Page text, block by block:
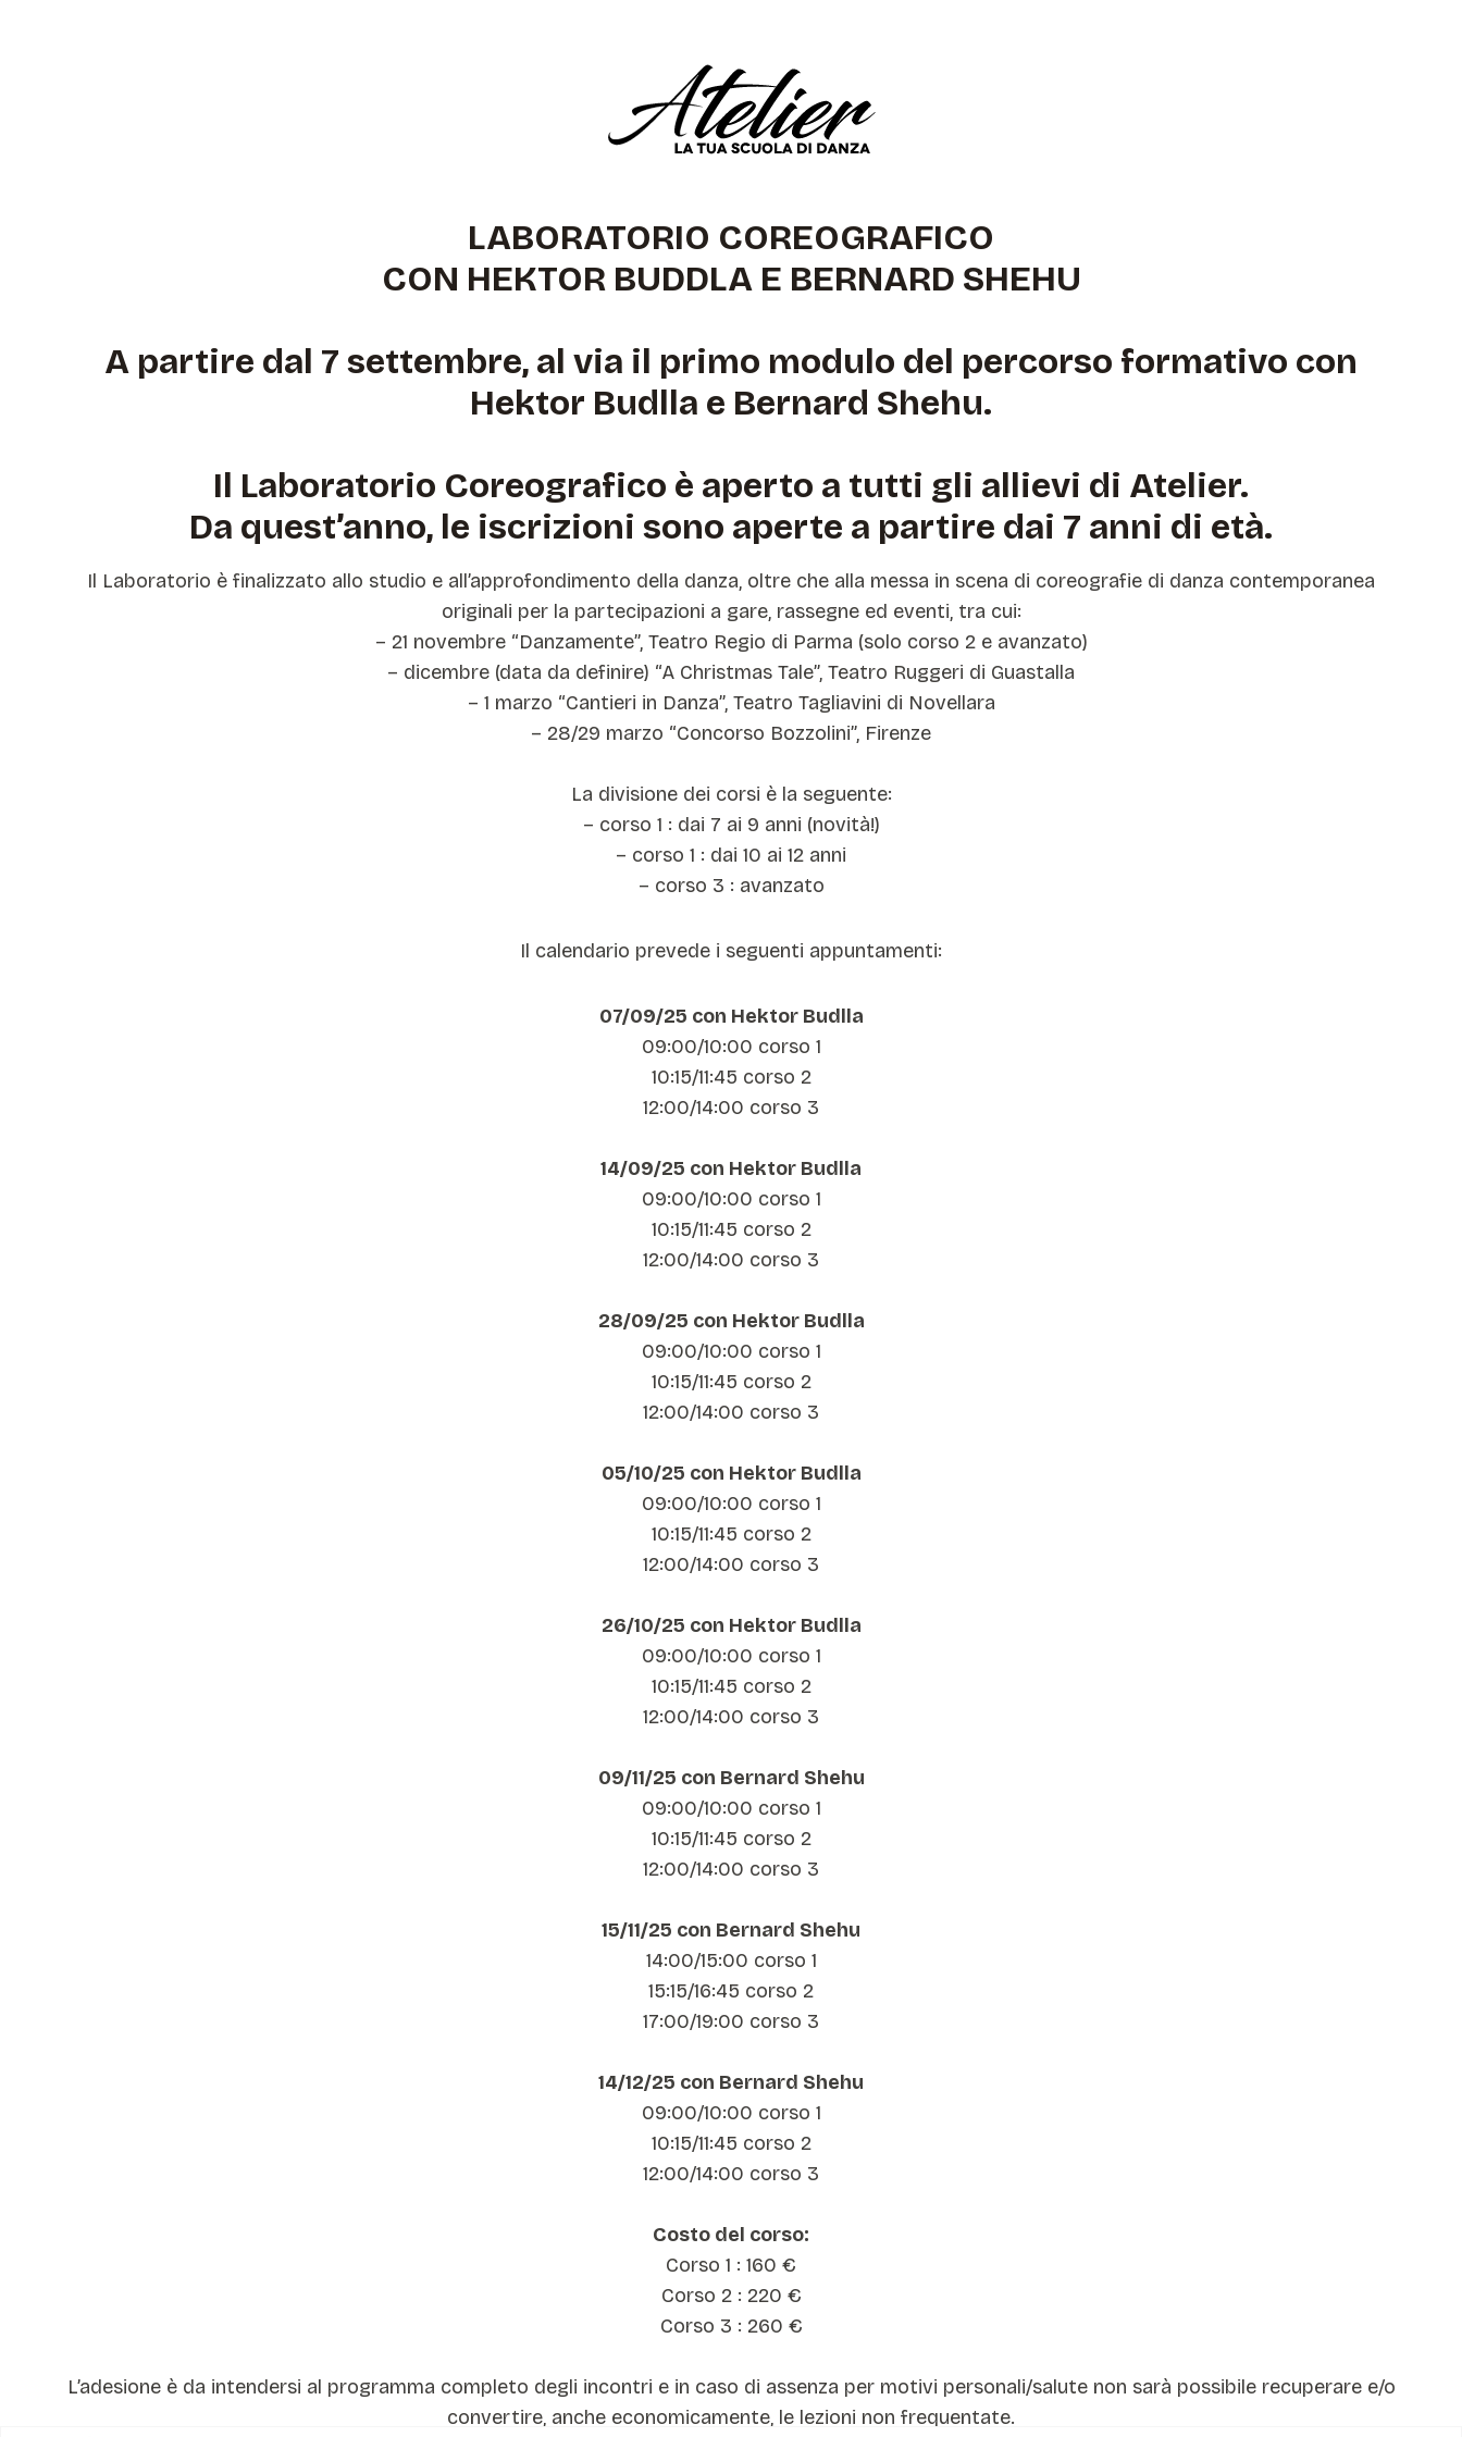
LABORATORIO COREOGRAFICO
CON HEKTOR BUDDLA E BERNARD SHEHU
A partire dal 7 settembre, al via il primo modulo del percorso formativo con
Hektor Budlla e Bernard Shehu.
Il Laboratorio Coreografico è aperto a tutti gli allievi di Atelier.
Da quest’anno, le iscrizioni sono aperte a partire dai 7 anni di età.
Il Laboratorio è finalizzato allo studio e all’approfondimento della danza, oltre che alla messa in scena di coreografie di danza contemporanea
originali per la partecipazioni a gare, rassegne ed eventi, tra cui:
– 21 novembre “Danzamente”, Teatro Regio di Parma (solo corso 2 e avanzato)
– dicembre (data da definire) “A Christmas Tale”, Teatro Ruggeri di Guastalla
– 1 marzo “Cantieri in Danza”, Teatro Tagliavini di Novellara
– 28/29 marzo “Concorso Bozzolini”, Firenze
La divisione dei corsi è la seguente:
– corso 1 : dai 7 ai 9 anni (novità!)
– corso 1 : dai 10 ai 12 anni
– corso 3 : avanzato
Il calendario prevede i seguenti appuntamenti:
07/09/25 con Hektor Budlla
09:00/10:00 corso 1
10:15/11:45 corso 2
12:00/14:00 corso 3
14/09/25 con Hektor Budlla
09:00/10:00 corso 1
10:15/11:45 corso 2
12:00/14:00 corso 3
28/09/25 con Hektor Budlla
09:00/10:00 corso 1
10:15/11:45 corso 2
12:00/14:00 corso 3
05/10/25 con Hektor Budlla
09:00/10:00 corso 1
10:15/11:45 corso 2
12:00/14:00 corso 3
26/10/25 con Hektor Budlla
09:00/10:00 corso 1
10:15/11:45 corso 2
12:00/14:00 corso 3
09/11/25 con Bernard Shehu
09:00/10:00 corso 1
10:15/11:45 corso 2
12:00/14:00 corso 3
15/11/25 con Bernard Shehu
14:00/15:00 corso 1
15:15/16:45 corso 2
17:00/19:00 corso 3
14/12/25 con Bernard Shehu
09:00/10:00 corso 1
10:15/11:45 corso 2
12:00/14:00 corso 3
Costo del corso:
Corso 1 : 160 €
Corso 2 : 220 €
Corso 3 : 260 €
L’adesione è da intendersi al programma completo degli incontri e in caso di assenza per motivi personali/salute non sarà possibile recuperare e/o
convertire, anche economicamente, le lezioni non frequentate.